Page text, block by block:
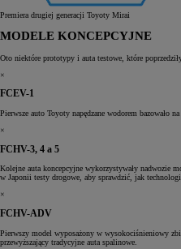
Premiera drugiej generacji Toyoty Mirai
MODELE KONCEPCYJNE
Oto niektóre prototypy i auta testowe, które
×
FCEV-1
Pierwsze auto Toyoty napędzane wodorem bazowało
×
FCHV-3, 4 a 5
Kolejne auta koncepcyjne wykorzystywały nadwozie
w Japonii testy drogowe, aby sprawdzić, jak
×
FCHV-ADV
Pierwszy model wyposażony w wysokociśnieniowy
przewyższający tradycyjne auta spalinowe.